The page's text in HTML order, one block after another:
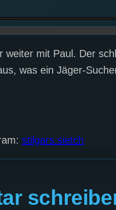
weiter mit Paul. Der
was ein Jäger-
stilgars.sietch